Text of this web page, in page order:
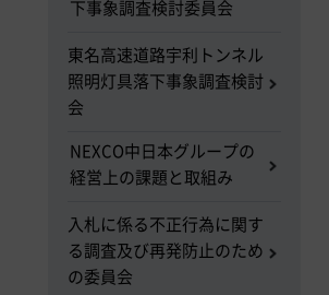
下事象調査検討委員会
東名高速道路宇利トンネル
照明灯具落下事象調査検討
会
NEXCO中日本グループの
経営上の課題と取組み
入札に係る不正行為に関す
る調査及び再発防止のため
の委員会